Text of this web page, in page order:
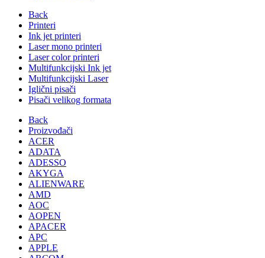
Back
Printeri
Ink jet printeri
Laser mono printeri
Laser color printeri
Multifunkcijski Ink jet
Multifunkcijski Laser
Iglični pisači
Pisači velikog formata
Back
Proizvođači
ACER
ADATA
ADESSO
AKYGA
ALIENWARE
AMD
AOC
AOPEN
APACER
APC
APPLE